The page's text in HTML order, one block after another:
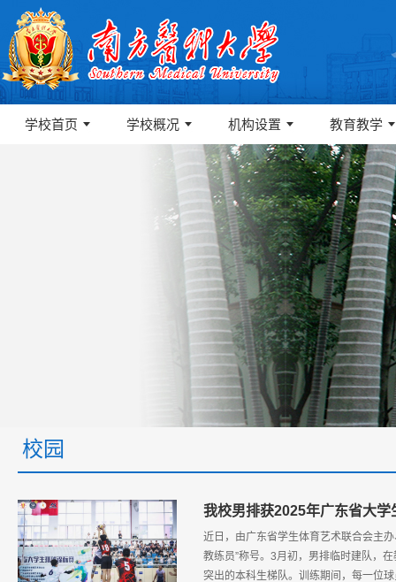
学校首页 学校概况 机构设置 教育教学
校园
我校男排获2025年广东省大学
近日，由广东省学生体育艺术联合会主
教练员”称号。3月初，男排临时建队，
突出的本科生梯队。训练期间，每一位